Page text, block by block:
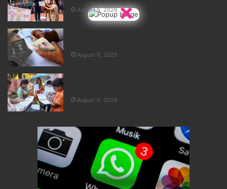
×
August 6, 2026
August 6, 2026
August 6, 2026